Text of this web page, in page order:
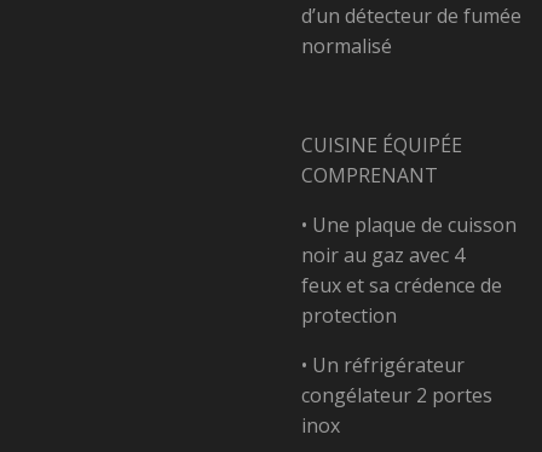
d’un détecteur de fumée
normalisé
CUISINE ÉQUIPÉE
COMPRENANT
• Une plaque de cuisson
noir au gaz avec 4
feuxet sa crédence de
protection
• Un réfrigérateur
congélateur 2 portes
inox